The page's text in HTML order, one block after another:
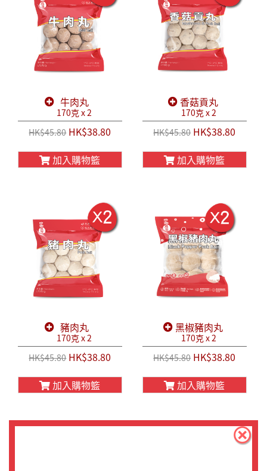
牛肉丸
170克 x 2
HK$45.80HK$38.80
加入購物籃
香菇貢丸
170克 x 2
HK$45.80HK$38.80
加入購物籃
豬肉丸
170克 x 2
HK$45.80HK$38.80
加入購物籃
黑椒豬肉丸
170克 x 2
HK$45.80HK$38.80
加入購物籃